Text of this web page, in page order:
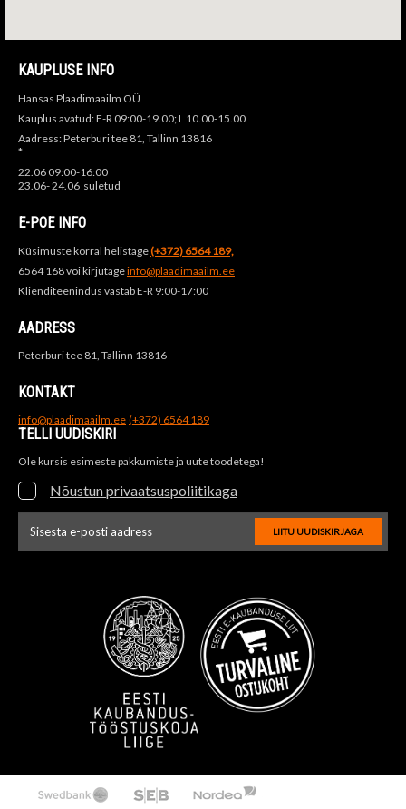
KAUPLUSE INFO
Hansas Plaadimaailm OÜ
Kauplus avatud: E-R 09:00-19.00; L 10.00-15.00
Aadress: Peterburi tee 81, Tallinn 13816
*
22.06 09:00-16:00
23.06- 24.06 suletud
E-POE INFO
Küsimuste korral helistage(+372) 6564 189,
6564 168 või kirjutageinfo@plaadimaailm.ee
Klienditeenindus vastab E-R 9:00-17:00
AADRESS
Peterburi tee 81, Tallinn 13816
KONTAKT
info@plaadimaailm.ee (+372) 6564 189
TELLI UUDISKIRI
Ole kursis esimeste pakkumiste ja uute toodetega!
Nõustun privaatsuspoliitikaga
LIITU UUDISKIRJAGA